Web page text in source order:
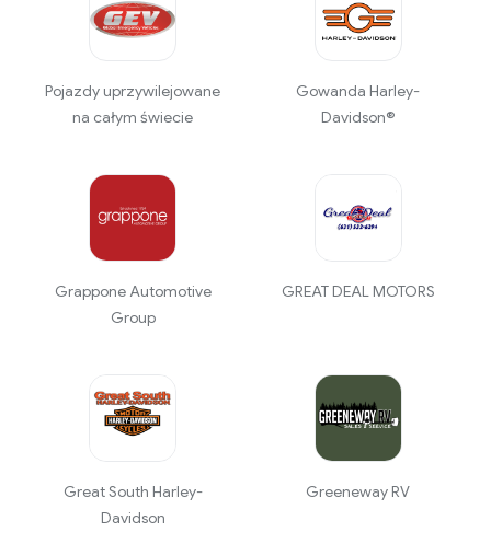
Pojazdy uprzywilejowane
na całym świecie
Gowanda Harley-
Davidson®
Grappone Automotive
Group
GREAT DEAL MOTORS
Great South Harley-
Davidson
Greeneway RV